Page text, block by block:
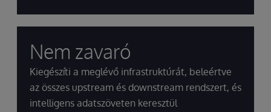
Nem zavaró
Kiegészíti a meglévő infrastruktúrát, beleértve
az összes upstream és downstream rendszert, és
intelligens adatszöveten keresztül